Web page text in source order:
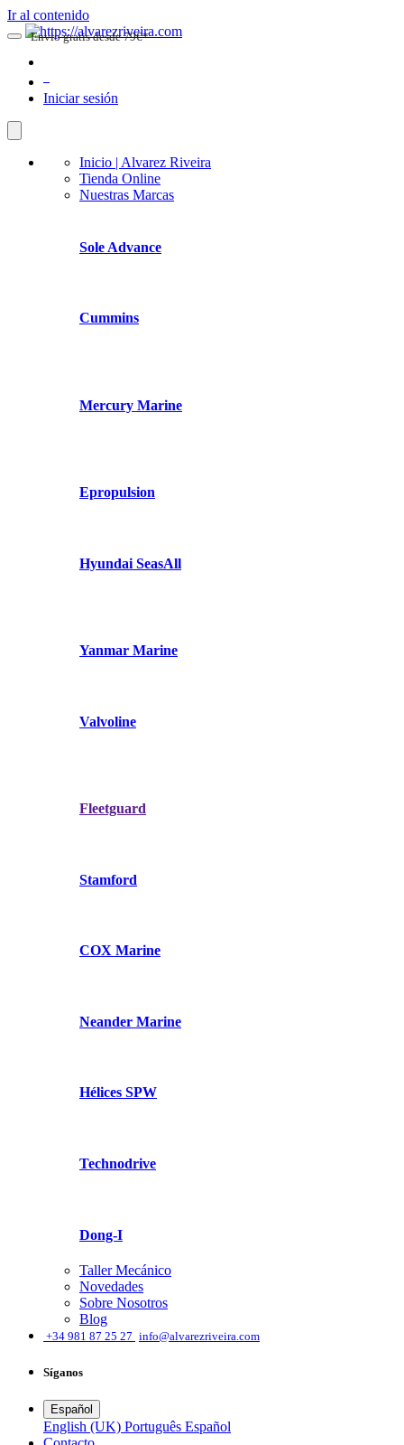
Ir al contenido
Iniciar sesión
Inicio | Alvarez Riveira
Tienda Online
Nuestras Marcas
Sole Advance
Cummins
Mercury Marine
Epropulsion
Hyundai SeasAll
Yanmar Marine
Valvoline
Fleetguard
Stamford
COX Marine
Neander Marine
Hélices SPW
Technodrive
Dong-I
Taller Mecánico
Novedades
Sobre Nosotros
Blog
+34 981 87 25 27 info@alvarezriveira.com
Síganos
Español
English (UK) Português Español
Envio gratis desde 79€*